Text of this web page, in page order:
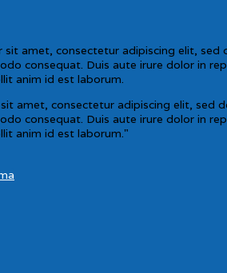
sit amet, consectetur adipiscing elit,
consequat. Duis aute irure dolor in
anim id est laborum.
amet, consectetur adipiscing elit, sed
consequat. Duis aute irure dolor in
anim id est laborum."